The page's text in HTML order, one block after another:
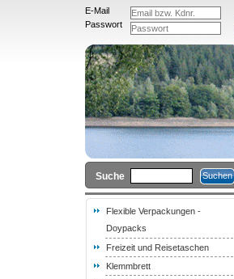
E-Mail
Passwort
Suche
Flexible Verpackungen -
Doypacks
Freizeit und Reisetaschen
Klemmbrett